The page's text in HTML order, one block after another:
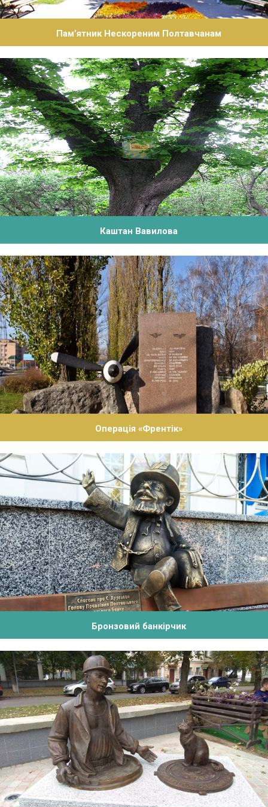
Пам’ятник Нескореним Полтавчанам
Каштан Вавилова
Операція «Френтік»
Бронзовий банкірчик